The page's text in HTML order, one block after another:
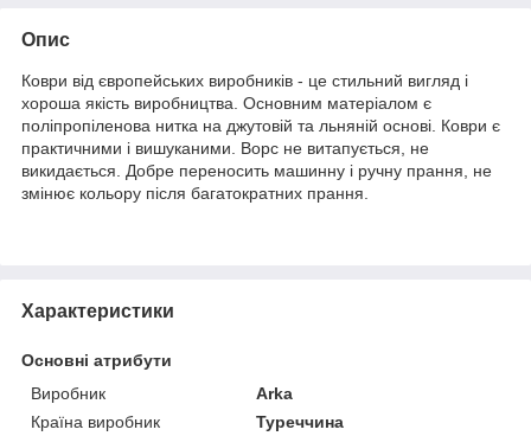
Опис
Коври від європейських виробників - це стильний вигляд і
хороша якість виробництва. Основним матеріалом є
поліпропіленова нитка на джутовій та льняній основі. Коври є
практичними і вишуканими. Ворс не витапується, не
викидається. Добре переносить машинну і ручну прання, не
змінює кольору після багатократних прання.
Характеристики
Основні атрибути
Виробник
Arka
Країна виробник
Туреччина